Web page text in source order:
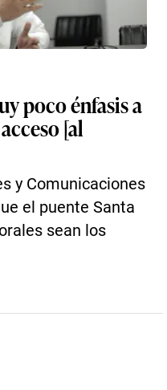
poco énfasis a
[al
y Comunicaciones
el puente Santa
sean los